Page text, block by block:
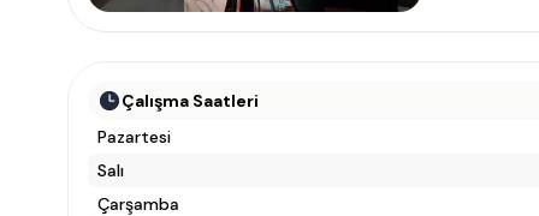
Çalışma Saatleri
Pazartesi
Salı
Çarşamba